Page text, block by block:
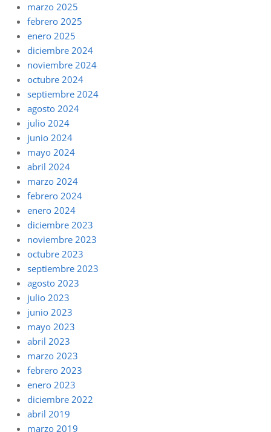
marzo 2025
febrero 2025
enero 2025
diciembre 2024
noviembre 2024
octubre 2024
septiembre 2024
agosto 2024
julio 2024
junio 2024
mayo 2024
abril 2024
marzo 2024
febrero 2024
enero 2024
diciembre 2023
noviembre 2023
octubre 2023
septiembre 2023
agosto 2023
julio 2023
junio 2023
mayo 2023
abril 2023
marzo 2023
febrero 2023
enero 2023
diciembre 2022
abril 2019
marzo 2019